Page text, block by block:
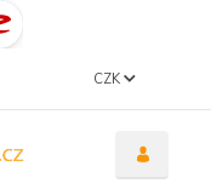
CZK